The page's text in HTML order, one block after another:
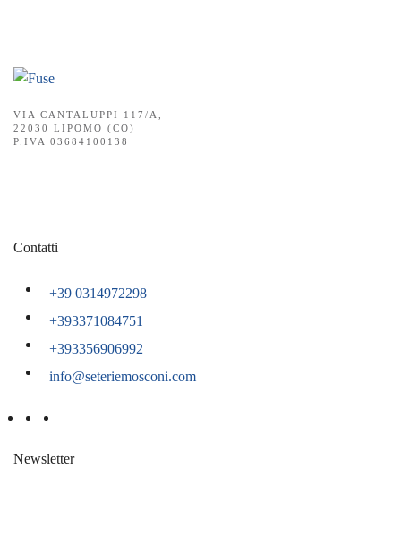
VIA CANTALUPPI 117/A,
22030 LIPOMO (CO)
P.IVA 03684100138
Contatti
+39 0314972298
+393371084751
+393356906992
info@seteriemosconi.com
Newsletter